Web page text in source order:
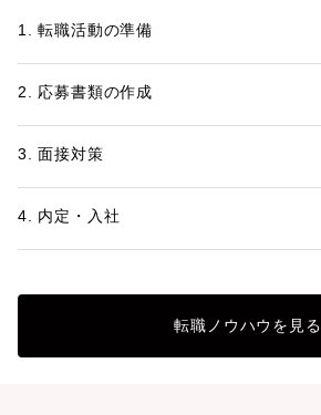
評価されるポイント、職種別の例文、書類
1. 転職活動の準備
2. 応募書類の作成
3. 面接対策
4. 内定・入社
転職ノウハウを見る